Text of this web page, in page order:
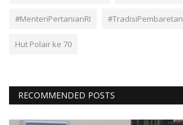
#MenteriPertanianRI #TradisiPembaretan
Hut Polair ke 70
RECOMMENDED POSTS